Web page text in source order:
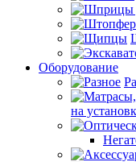
Оборудование
на